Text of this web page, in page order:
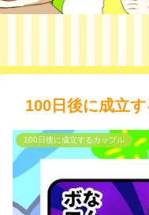
100日後に成立す
100日後に成立するカップル